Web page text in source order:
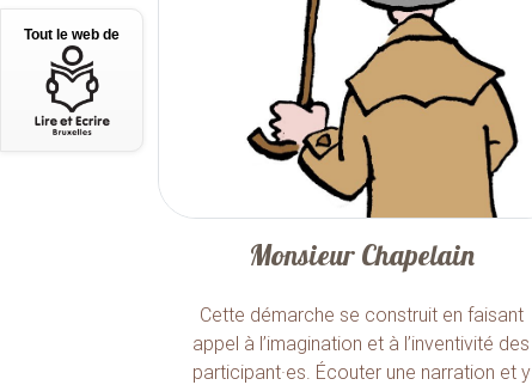
Monsieur Chapelain
Cette démarche se construit en faisant
appel à l’imagination et à l’inventivité des
participant·es. Écouter une narration et y
Tout le web de